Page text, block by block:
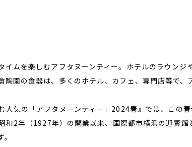
イムを楽しむアフタヌーンティー。ホテルのラウン
陶園の食器は、多くのホテル、カフェ、専門店等で、
人気の「アフタヌーンティー」2024春』では、この
和2年（1927年）の開業以来、国際都市横浜の迎賓